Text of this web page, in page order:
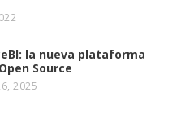
la nueva plataforma
Source
2025